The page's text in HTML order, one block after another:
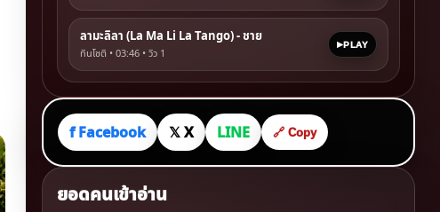
ลามะลิลา (La Ma Li La Tango) - ชาย
ทินโชติ • 03:46 • วิว 1
PLAY
f Facebook 𝕏 X LINE 🔗 Copy
ยอดคนเข้าอ่าน